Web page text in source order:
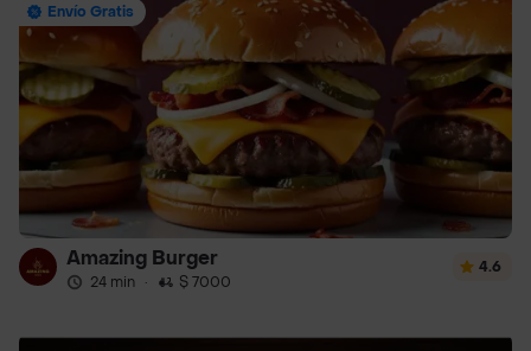
Envío Gratis
Amazing Burger
24 min · $ 7000
4.6